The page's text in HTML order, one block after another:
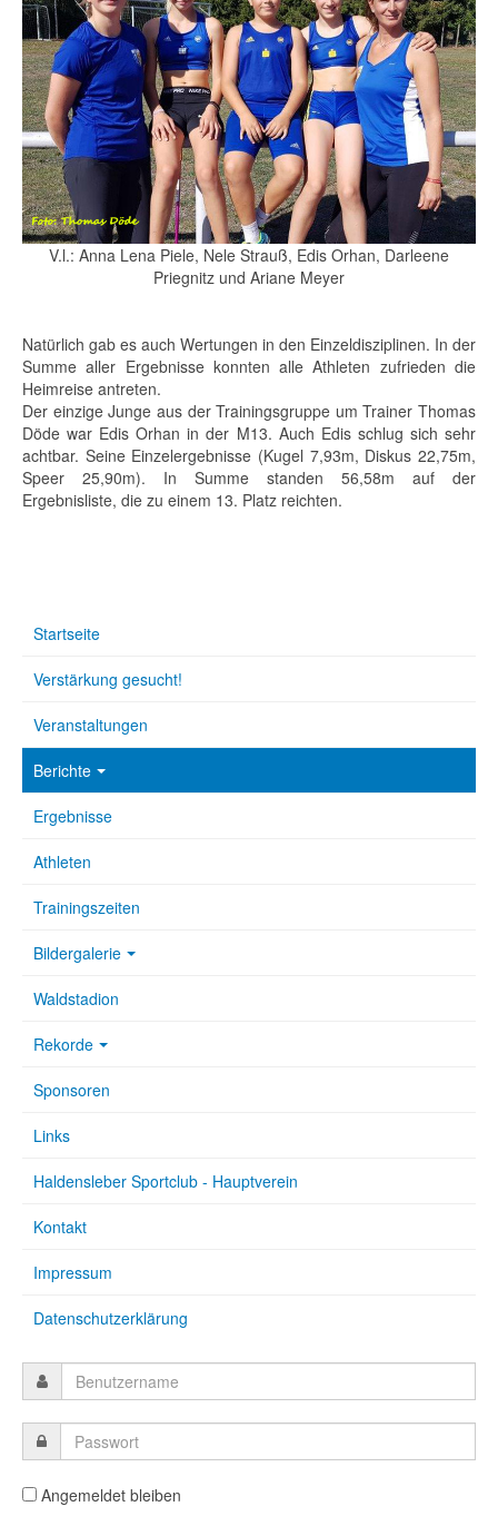
V.l.: Anna Lena Piele, Nele Strauß, Edis Orhan, Darleene
Priegnitz und Ariane Meyer
Natürlich gab es auch Wertungen in den Einzeldisziplinen. In der
Summe aller Ergebnisse konnten alle Athleten zufrieden die
Heimreise antreten.
Der einzige Junge aus der Trainingsgruppe um Trainer Thomas
Döde war Edis Orhan in der M13. Auch Edis schlug sich sehr
achtbar. Seine Einzelergebnisse (Kugel 7,93m, Diskus 22,75m,
Speer 25,90m). In Summe standen 56,58m auf der
Ergebnisliste, die zu einem 13. Platz reichten.
Startseite
Verstärkung gesucht!
Veranstaltungen
Berichte
Ergebnisse
Athleten
Trainingszeiten
Bildergalerie
Waldstadion
Rekorde
Sponsoren
Links
Haldensleber Sportclub - Hauptverein
Kontakt
Impressum
Datenschutzerklärung
Angemeldet bleiben